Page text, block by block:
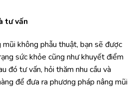
tư vấn
mũi không phẫu thuật, bạn sẽ được
sức khỏe cũng như khuyết điểm
đó tư vấn, hỏi thăm nhu cầu và
để đưa ra phương pháp nâng mũi